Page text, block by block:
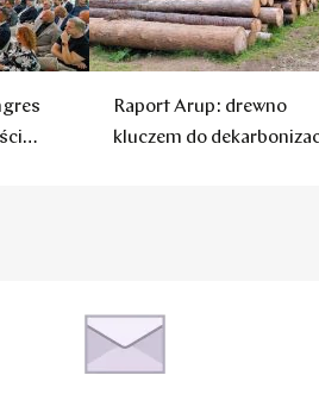
Raport Arup: drewno
kluczem do